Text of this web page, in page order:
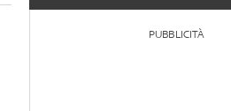
PUBBLICITÀ